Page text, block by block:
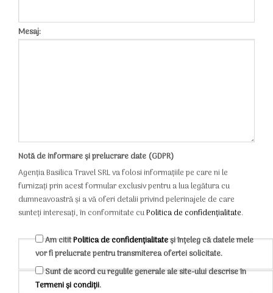
Mesaj:
Notă de informare și prelucrare date (GDPR)
Agenția Basilica Travel SRL va folosi informațiile pe care ni le
furnizați prin acest formular exclusiv pentru a lua legătura cu
dumneavoastră și a vă oferi detalii privind pelerinajele de care
sunteți interesați, în conformitate cuPolitica de confidențialitate.
Am cititPolitica de confidențialitateși înțeleg că datele mele
vor fi prelucrate pentru transmiterea ofertei solicitate.
Sunt de acord cu regulile generale ale site-ului descrise în
Termeni și condiții.